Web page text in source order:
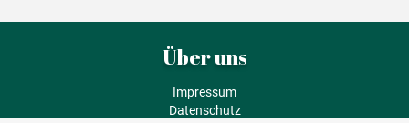
Über uns
Impressum
Datenschutz